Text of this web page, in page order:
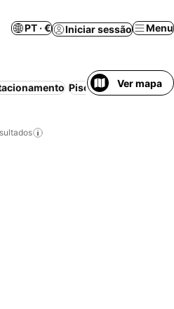
PT · € Iniciar sessão Menu
Piscina Económico
Ver mapa